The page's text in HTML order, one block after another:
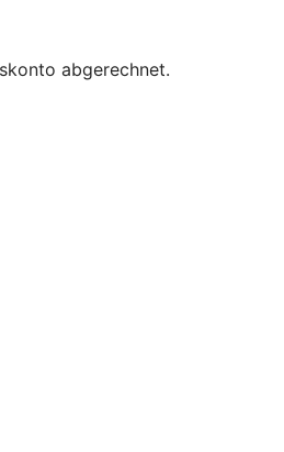
abgerechnet.